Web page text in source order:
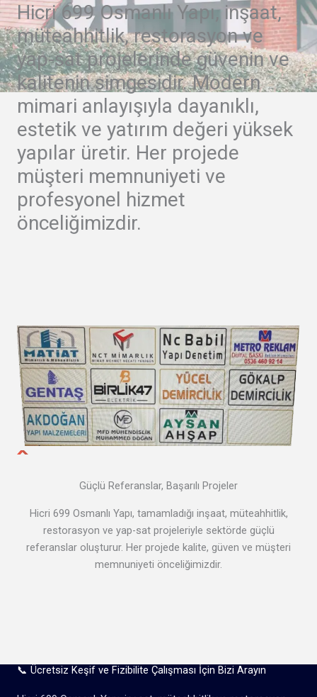
Hicri 699 Osmanlı Yapı, inşaat,
müteahhitlik, restorasyon ve
yap-sat projelerinde güvenin ve
kalitenin simgesidir. Modern
mimari anlayışıyla dayanıklı,
estetik ve yatırım değeri yüksek
yapılar üretir. Her projede
müşteri memnuniyeti ve
profesyonel hizmet
önceliğimizdir.
Güçlü Referanslar, Başarılı Projeler
Hicri 699 Osmanlı Yapı, tamamladığı inşaat, müteahhitlik,
restorasyon ve yap-sat projeleriyle sektörde güçlü
referanslar oluşturur. Her projede kalite, güven ve müşteri
memnuniyeti önceliğimizdir.
📞 Ücretsiz Keşif ve Fizibilite Çalışması İçin Bizi Arayın